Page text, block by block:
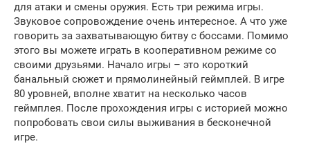
для атаки и смены оружия. Есть три режима игры.
Звуковое сопровождение очень интересное. А что уже
говорить за захватывающую битву с боссами. Помимо
этого вы можете играть в кооперативном режиме со
своими друзьями. Начало игры – это короткий
банальный сюжет и прямолинейный геймплей. В игре
80 уровней, вполне хватит на несколько часов
геймплея. После прохождения игры с историей можно
попробовать свои силы выживания в бесконечной
игре.